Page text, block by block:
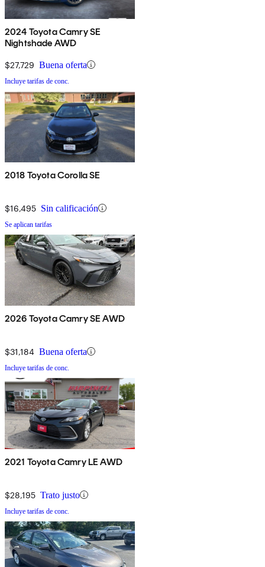
2024 Toyota Camry SE
Nightshade AWD
$27,729 Buena oferta
Incluye tarifas de conc.
2018 Toyota Corolla SE
$16,495 Sin calificación
Se aplican tarifas
2026 Toyota Camry SE AWD
$31,184 Buena oferta
Incluye tarifas de conc.
2021 Toyota Camry LE AWD
$28,195 Trato justo
Incluye tarifas de conc.